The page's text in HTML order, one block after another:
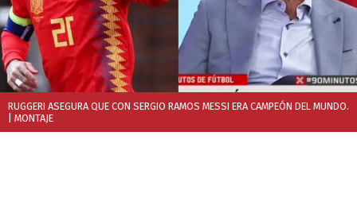
RUGGERI ASEGURA QUE CON SERGIO RAMOS MESSI ERA CAMPEÓN DEL MUNDO.
| MONTAJE